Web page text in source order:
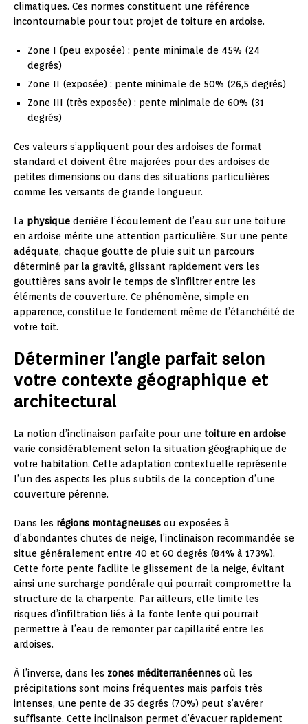
climatiques. Ces normes constituent une référence
incontournable pour tout projet de toiture en ardoise.
Zone I (peu exposée) : pente minimale de 45% (24
degrés)
Zone II (exposée) : pente minimale de 50% (26,5 degrés)
Zone III (très exposée) : pente minimale de 60% (31
degrés)
Ces valeurs s’appliquent pour des ardoises de format
standard et doivent être majorées pour des ardoises de
petites dimensions ou dans des situations particulières
comme les versants de grande longueur.
La physique derrière l’écoulement de l’eau sur une toiture
en ardoise mérite une attention particulière. Sur une pente
adéquate, chaque goutte de pluie suit un parcours
déterminé par la gravité, glissant rapidement vers les
gouttières sans avoir le temps de s’infiltrer entre les
éléments de couverture. Ce phénomène, simple en
apparence, constitue le fondement même de l’étanchéité de
votre toit.
Déterminer l’angle parfait selon
votre contexte géographique et
architectural
La notion d’inclinaison parfaite pour une toiture en ardoise
varie considérablement selon la situation géographique de
votre habitation. Cette adaptation contextuelle représente
l’un des aspects les plus subtils de la conception d’une
couverture pérenne.
Dans les régions montagneuses ou exposées à
d’abondantes chutes de neige, l’inclinaison recommandée se
situe généralement entre 40 et 60 degrés (84% à 173%).
Cette forte pente facilite le glissement de la neige, évitant
ainsi une surcharge pondérale qui pourrait compromettre la
structure de la charpente. Par ailleurs, elle limite les
risques d’infiltration liés à la fonte lente qui pourrait
permettre à l’eau de remonter par capillarité entre les
ardoises.
À l’inverse, dans les zones méditerranéennes où les
précipitations sont moins fréquentes mais parfois très
intenses, une pente de 35 degrés (70%) peut s’avérer
suffisante. Cette inclinaison permet d’évacuer rapidement